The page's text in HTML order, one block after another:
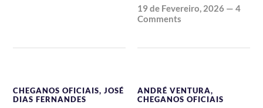
19 de Fevereiro, 2026 —4
Comments
CHEGANOS OFICIAIS,JOSÉ
DIAS FERNANDES
ANDRÉ VENTURA,
CHEGANOS OFICIAIS